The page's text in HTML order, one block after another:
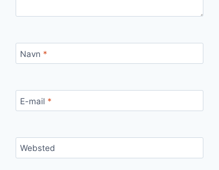
Navn *
E-mail *
Websted